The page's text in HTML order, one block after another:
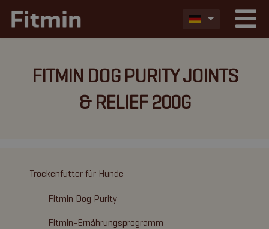
FITMIN DOG PURITY JOINTS
& RELIEF 200G
Trockenfutter für Hunde
Fitmin Dog Purity
Fitmin-Ernährungsprogramm